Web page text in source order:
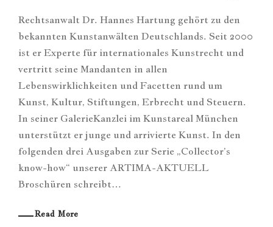
Rechtsanwalt Dr. Hannes Hartung gehört zu den
bekannten Kunstanwälten Deutschlands. Seit 2000
ist er Experte für internationales Kunstrecht und
vertritt seine Mandanten in allen
Lebenswirklichkeiten und Facetten rund um
Kunst, Kultur, Stiftungen, Erbrecht und Steuern.
In seiner GalerieKanzlei im Kunstareal München
unterstützt er junge und arrivierte Kunst. In den
folgenden drei Ausgaben zur Serie „Collector’s
know-how“ unserer ARTIMA-AKTUELL
Broschüren schreibt…
Read More